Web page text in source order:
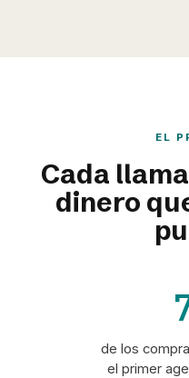
EL
Cada
dinero
de los
el primer